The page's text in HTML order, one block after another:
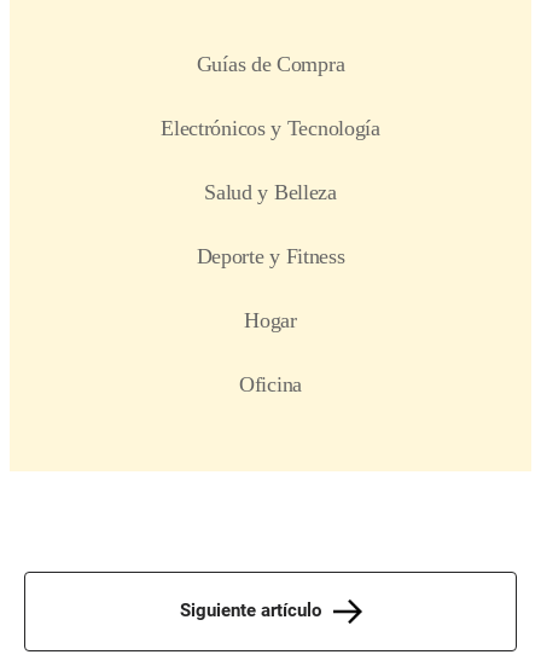
Siguiente artículo